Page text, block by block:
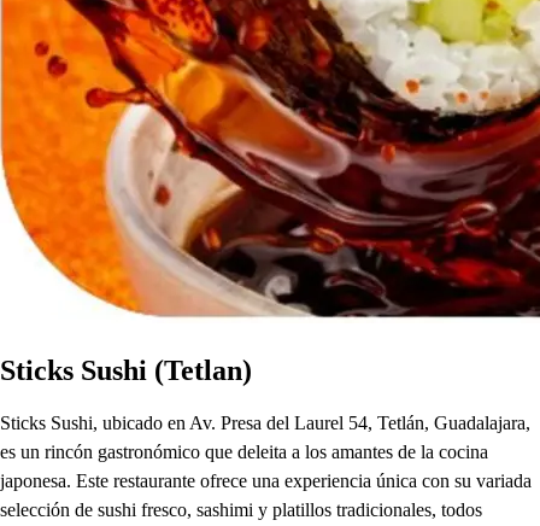
Sticks Sushi (Tetlan)
Sticks Sushi, ubicado en Av. Presa del Laurel 54, Tetlán, Guadalajara,
es un rincón gastronómico que deleita a los amantes de la cocina
japonesa. Este restaurante ofrece una experiencia única con su variada
selección de sushi fresco, sashimi y platillos tradicionales, todos